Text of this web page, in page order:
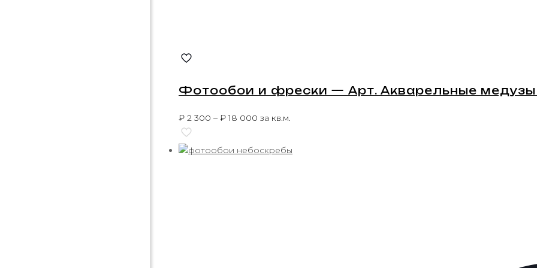
Фотообои и фрески — Арт. Акварельные медузы
₽ 2 300 – ₽18 000 за кв.м.